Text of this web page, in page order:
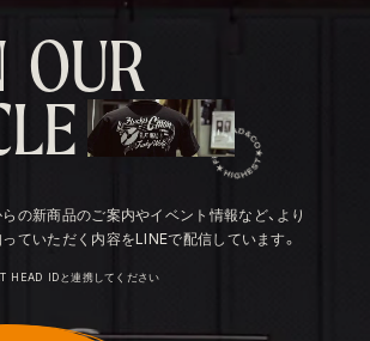
OUR
LE
の新商品のご案内やイベント情報など、より
ていただく内容をLINEで配信しています。
HEAD IDと連携してください